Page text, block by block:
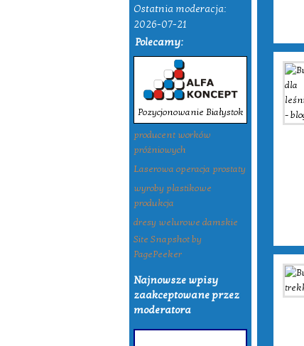
Ostatnia moderacja:
2026-07-21
Polecamy:
Pozycjonowanie Białystok
producent worków
próżniowych
Laserowa operacja prostaty
wyroby plastikowe
produkcja
dresy welurowe damskie
Site Snapshot by
PagePeeker
Najnowsze wpisy
zaakceptowane przez
moderatora